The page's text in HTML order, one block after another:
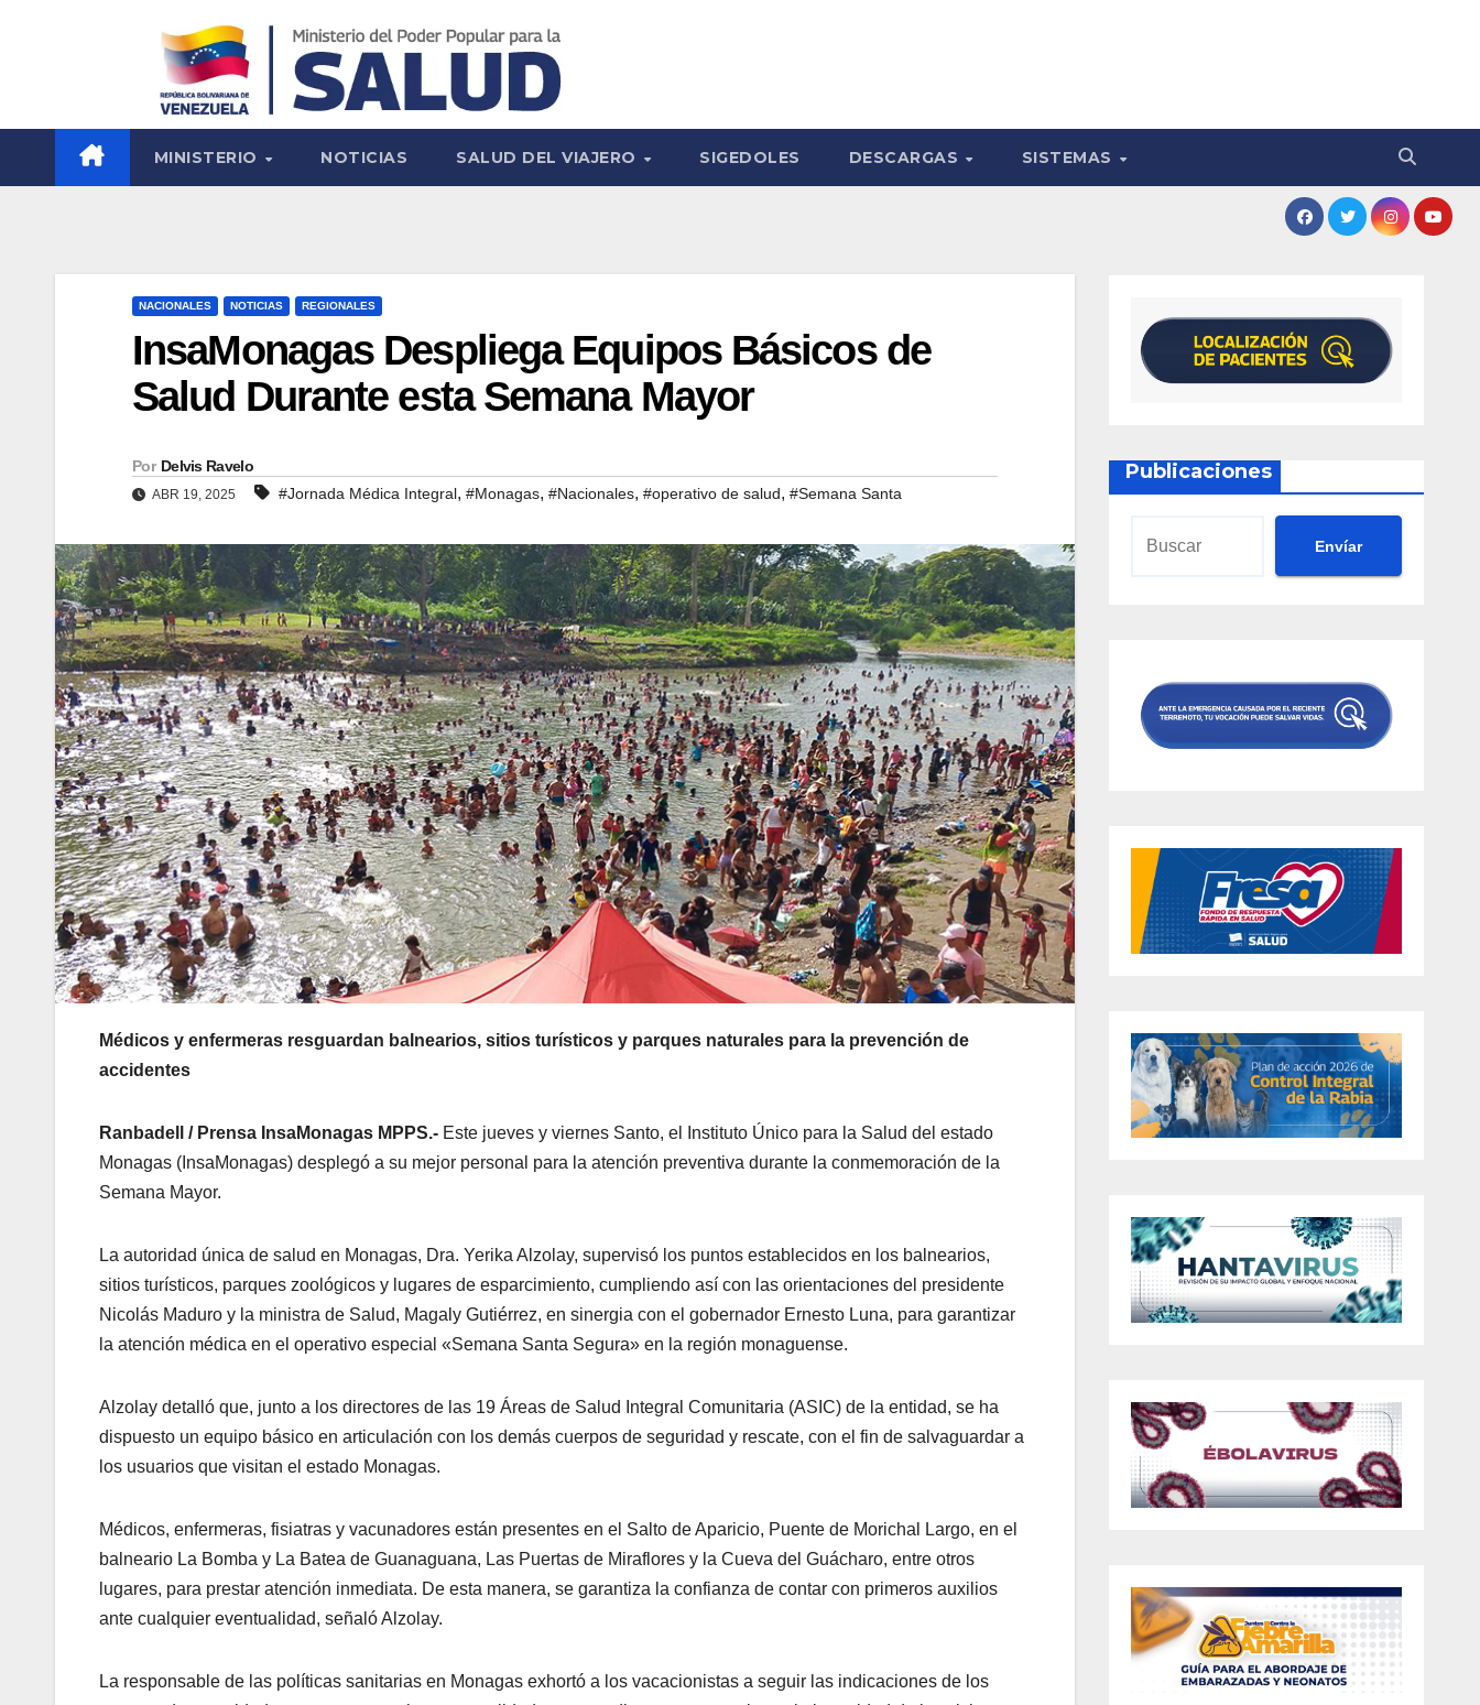
MINISTERIO NOTICIAS SALUD DEL VIAJERO SIGEDOLES DESCARGAS SISTEMAS
NACIONALES NOTICIAS REGIONALES
InsaMonagas Despliega Equipos Básicos de
Salud Durante esta Semana Mayor
Por Delvis Ravelo
ABR 19, 2025 #Jornada Médica Integral, #Monagas, #Nacionales, #operativo de salud, #Semana Santa
Médicos y enfermeras resguardan balnearios, sitios turísticos y parques naturales para la prevención de
accidentes
Ranbadell / Prensa InsaMonagas MPPS.- Este jueves y viernes Santo, el Instituto Único para la Salud del estado
Monagas (InsaMonagas) desplegó a su mejor personal para la atención preventiva durante la conmemoración de la
Semana Mayor.
La autoridad única de salud en Monagas, Dra. Yerika Alzolay, supervisó los puntos establecidos en los balnearios,
sitios turísticos, parques zoológicos y lugares de esparcimiento, cumpliendo así con las orientaciones del presidente
Nicolás Maduro y la ministra de Salud, Magaly Gutiérrez, en sinergia con el gobernador Ernesto Luna, para garantizar
la atención médica en el operativo especial «Semana Santa Segura» en la región monaguense.
Alzolay detalló que, junto a los directores de las 19 Áreas de Salud Integral Comunitaria (ASIC) de la entidad, se ha
dispuesto un equipo básico en articulación con los demás cuerpos de seguridad y rescate, con el fin de salvaguardar a
los usuarios que visitan el estado Monagas.
Médicos, enfermeras, fisiatras y vacunadores están presentes en el Salto de Aparicio, Puente de Morichal Largo, en el
balneario La Bomba y La Batea de Guanaguana, Las Puertas de Miraflores y la Cueva del Guácharo, entre otros
lugares, para prestar atención inmediata. De esta manera, se garantiza la confianza de contar con primeros auxilios
ante cualquier eventualidad, señaló Alzolay.
La responsable de las políticas sanitarias en Monagas exhortó a los vacacionistas a seguir las indicaciones de los
Publicaciones
Envíar